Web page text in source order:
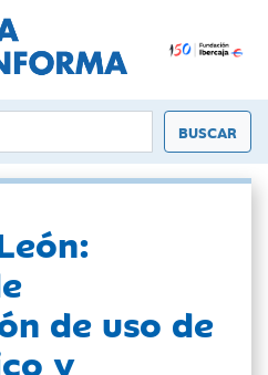
de uso de
y